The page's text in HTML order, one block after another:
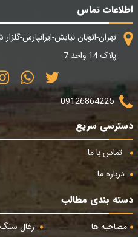
اطلاعات تماس
تهران-اتوبان نیایش-ایرانپارس-
پلاک 14 واحد 7
09126864225
دسترسی سریع
تماس با ما
درباره ما
دسته بندی مطالب
مصاحبه ها
زغال